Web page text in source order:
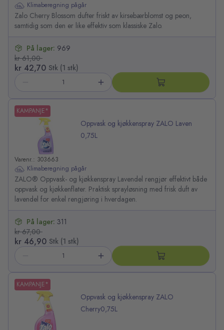
Klimaberegning pågår
Zalo Cherry Blossom dufter friskt av kirsebærblomst og peon,
samtidig som den er like effektiv som klassiske Zalo.
kr 61,00
kr 42,70 Stk (1 stk)
På lager: 969
KAMPANJE*
Oppvask og kjøkkenspray ZALO Laven
0,75L
Varenr.: 303663
Klimaberegning pågår
ZALO® Oppvask- og kjøkkenspray Lavendel rengjør effektivt både
oppvask og kjøkkenflater. Praktisk sprayløsning med frisk duft av
lavendel for enkel rengjøring i hverdagen.
kr 67,00
kr 46,90 Stk (1 stk)
På lager: 311
KAMPANJE*
Oppvask og kjøkkenspray ZALO
Cherry0,75L